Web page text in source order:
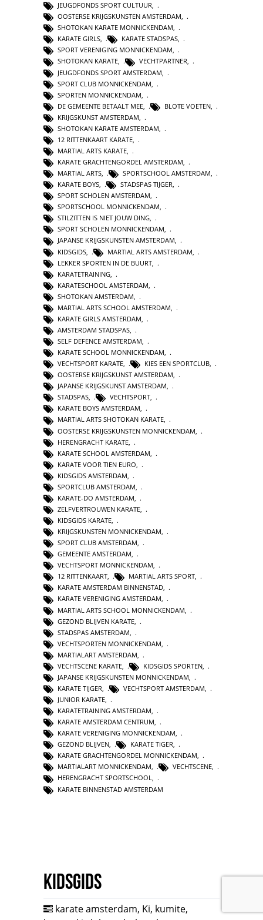
JEUGDFONDS SPORT CULTUUR,
OOSTERSE KRIJGSKUNSTEN AMSTERDAM,
SHOTOKAN KARATE MONNICKENDAM,
KARATE GIRLS, KARATE STADSPAS,
SPORT VERENIGING MONNICKENDAM,
SHOTOKAN KARATE, VECHTPARTNER,
JEUGDFONDS SPORT AMSTERDAM
SPORT CLUB MONNICKENDAM
SPORTEN MONNICKENDAM
DE GEMEENTE BETAALT MEE
BLOTE VOETEN
KRIJGSKUNST AMSTERDAM
SHOTOKAN KARATE AMSTERDAM
12 RITTENKAART KARATE
MARTIAL ARTS KARATE
KARATE GRACHTENGORDEL AMSTERDAM,
MARTIAL ARTS, SPORTSCHOOL AMSTERDAM,
KARATE BOYS, STADSPAS TIJGER,
SPORT SCHOLEN AMSTERDAM,
SPORTSCHOOL MONNICKENDAM,
STILZITTEN IS NIET JOUW DING,
SPORT SCHOLEN MONNICKENDAM,
JAPANSE KRIJGSKUNSTEN AMSTERDAM,
KIDSGIDS
MARTIAL ARTS AMSTERDAM
LEKKER SPORTEN IN DE BUURT
KARATETRAINING
KARATESCHOOL AMSTERDAM
SHOTOKAN AMSTERDAM
MARTIAL ARTS SCHOOL AMSTERDAM
KARATE GIRLS AMSTERDAM
AMSTERDAM STADSPAS
SELF DEFENCE AMSTERDAM,
KARATE SCHOOL MONNICKENDAM,
VECHTSPORT KARATE, KIES EEN SPORTCLUB,
OOSTERSE KRIJGSKUNST AMSTERDAM,
JAPANSE KRIJGSKUNST AMSTERDAM,
STADSPAS, VECHTSPORT,
KARATE BOYS AMSTERDAM,
MARTIAL ARTS SHOTOKAN KARATE,
OOSTERSE KRIJGSKUNSTEN MONNICKENDAM
HERENGRACHT KARATE
KARATE SCHOOL AMSTERDAM
KARATE VOOR TIEN EURO
KIDSGIDS AMSTERDAM
SPORTCLUB AMSTERDAM
KARATE-DO AMSTERDAM
ZELFVERTROUWEN KARATE
KIDSGIDS KARATE,
KRIJGSKUNSTEN MONNICKENDAM,
SPORT CLUB AMSTERDAM,
GEMEENTE AMSTERDAM,
VECHTSPORT MONNICKENDAM,
12 RITTENKAART, MARTIAL ARTS SPORT,
KARATE AMSTERDAM BINNENSTAD,
KARATE VERENIGING AMSTERDAM,
MARTIAL ARTS SCHOOL MONNICKENDAM
GEZOND BLIJVEN KARATE
STADSPAS AMSTERDAM
VECHTSPORTEN MONNICKENDAM
MARTIALART AMSTERDAM
VECHTSCENE KARATE
KIDSGIDS SPORTEN
JAPANSE KRIJGSKUNSTEN MONNICKENDAM
KARATE TIJGER
VECHTSPORT AMSTERDAM
JUNIOR KARATE,
KARATETRAINING AMSTERDAM,
KARATE AMSTERDAM CENTRUM,
KARATE VERENIGING MONNICKENDAM,
GEZOND BLIJVEN, KARATE TIGER,
KARATE GRACHTENGORDEL MONNICKENDAM,
MARTIALART MONNICKENDAM, VECHTSCENE,
HERENGRACHT SPORTSCHOOL,
KARATE BINNENSTAD AMSTERDAM
Kidsgids
karate amsterdam, Ki, kumite,